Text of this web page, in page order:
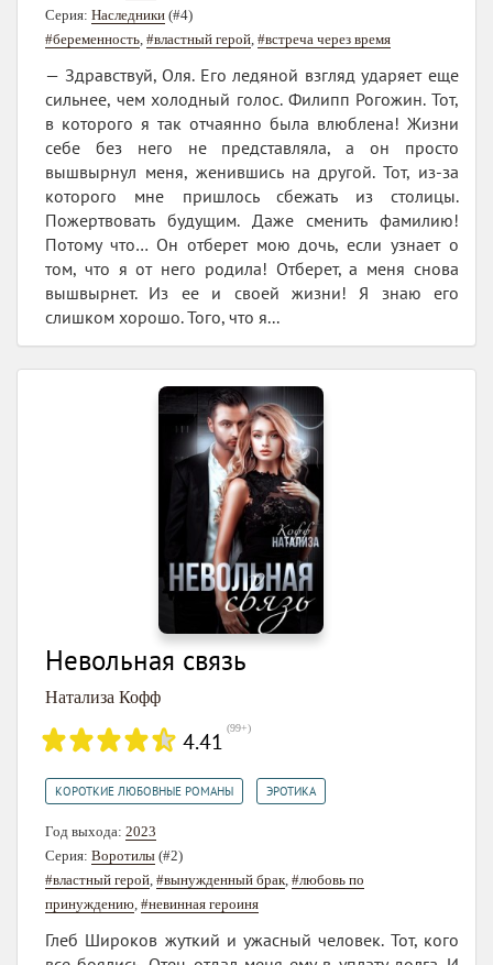
Серия: Наследники (#4)
#беременность #властный герой #встреча через время
— Здравствуй, Оля. Его ледяной взгляд ударяет еще
сильнее, чем холодный голос. Филипп Рогожин. Тот,
в которого я так отчаянно была влюблена! Жизни
себе без него не представляла, а он просто
вышвырнул меня, женившись на другой. Тот, из-за
которого мне пришлось сбежать из столицы.
Пожертвовать будущим. Даже сменить фамилию!
Потому что… Он отберет мою дочь, если узнает о
том, что я от него родила! Отберет, а меня снова
вышвырнет. Из ее и своей жизни! Я знаю его
слишком хорошо. Того, что я...
Невольная связь
Натализа Кофф
4.41 (99+)
КОРОТКИЕ ЛЮБОВНЫЕ РОМАНЫ ЭРОТИКА
Год выхода: 2023
Серия: Воротилы (#2)
#властный герой #вынужденный брак #любовь по
принуждению #невинная героиня
Глеб Широков жуткий и ужасный человек. Тот, кого